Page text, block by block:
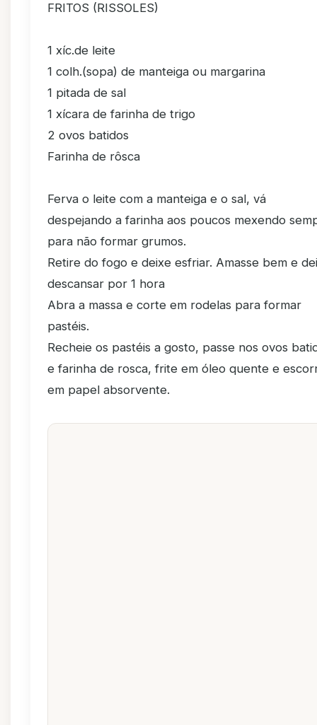
FRITOS (RISSOLES)
1 xíc.de leite
1 colh.(sopa) de manteiga ou margarina
1 pitada de sal
1 xícara de farinha de trigo
2 ovos batidos
Farinha de rôsca
Ferva o leite com a manteiga e o sal, vá
despejando a farinha aos poucos mexendo
para não formar grumos.
Retire do fogo e deixe esfriar. Amasse bem e
descansar por 1 hora
Abra a massa e corte em rodelas para formar
pastéis.
Recheie os pastéis a gosto, passe nos ovos
e farinha de rosca, frite em óleo quente e
em papel absorvente.